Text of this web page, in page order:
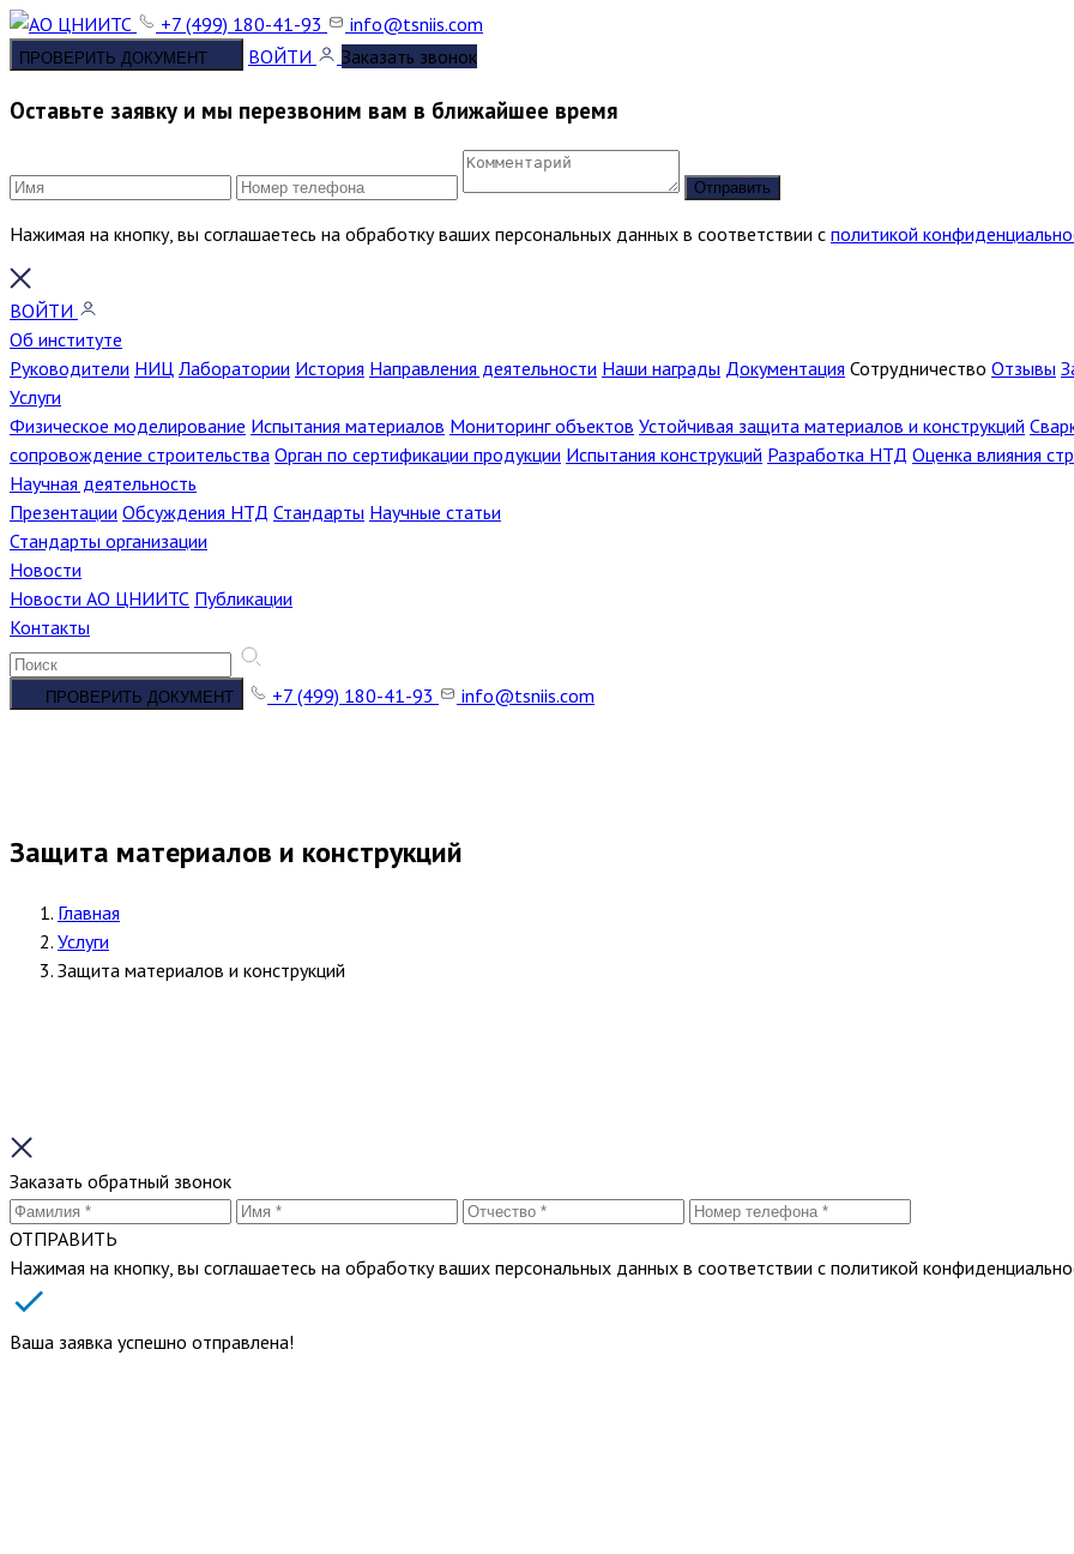
+7 (499) 180-41-93 info@tsniis.com
ПРОВЕРИТЬ ДОКУМЕНТ ВОЙТИ Заказать звонок
Оставьте заявку и мы перезвоним вам в ближайшее время
Отправить
Нажимая на кнопку, вы соглашаетесь на обработку ваших персональных данных в соответствии с политикой
ВОЙТИ
Об институте
Руководители НИЦ Лаборатории История Направления деятельности Наши награды Документация Сотрудничество Отзывы
Услуги
Физическое моделирование Испытания материалов Мониторинг объектов Устойчивая защита материалов и конструкций
сопровождение строительства Орган по сертификации продукции Испытания конструкций Разработка НТД Оценка влияния
Научная деятельность
Презентации Обсуждения НТД Стандарты Научные статьи
Стандарты организации
Новости
Новости АО ЦНИИТС Публикации
Контакты
ПРОВЕРИТЬ ДОКУМЕНТ +7 (499) 180-41-93 info@tsniis.com
Защита материалов и конструкций
Главная
Услуги
Защита материалов и конструкций
Заказать обратный звонок
ОТПРАВИТЬ
Нажимая на кнопку, вы соглашаетесь на обработку ваших персональных данных в соответствии с политикой
Ваша заявка успешно отправлена!